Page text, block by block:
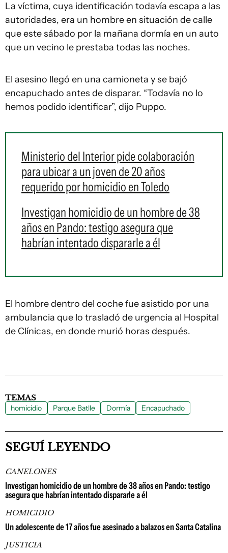
La víctima, cuya identificación todavía escapa a las
autoridades, era un hombre en situación de calle
que este sábado por la mañana dormía en un auto
que un vecino le prestaba todas las noches.
El asesino llegó en una camioneta y se bajó
encapuchado antes de disparar. “Todavía no lo
hemos podido identificar”, dijo Puppo.
Ministerio del Interior pide colaboración
para ubicar a un joven de 20 años
requerido por homicidio en Toledo
Investigan homicidio de un hombre de 38
años en Pando: testigo asegura que
habrían intentado dispararle a él
El hombre dentro del coche fue asistido por una
ambulancia que lo trasladó de urgencia al Hospital
de Clínicas, en donde murió horas después.
TEMAS
homicidio Parque Batlle Dormía Encapuchado
SEGUÍ LEYENDO
CANELONES
Investigan homicidio de un hombre de 38 años en Pando: testigo
asegura que habrían intentado dispararle a él
HOMICIDIO
Un adolescente de 17 años fue asesinado a balazos en Santa Catalina
JUSTICIA